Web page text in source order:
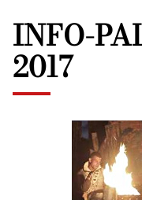
INFO-
2017